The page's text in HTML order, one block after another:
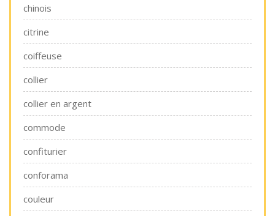
chinois
citrine
coiffeuse
collier
collier en argent
commode
confiturier
conforama
couleur